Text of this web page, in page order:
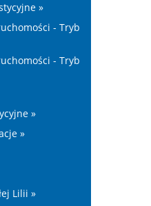
»
- Tryb
- Tryb
»
»
Lilii »